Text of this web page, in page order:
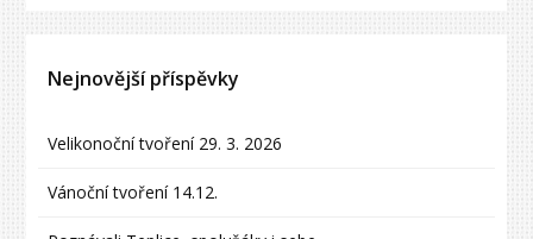
Nejnovější příspěvky
Velikonoční tvoření 29. 3. 2026
Vánoční tvoření 14.12.